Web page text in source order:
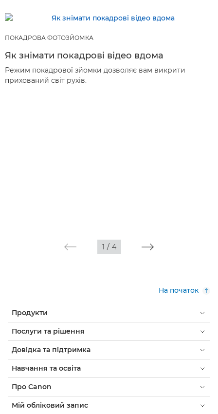
ПОКАДРОВА ФОТОЗЙОМКА
Як знімати покадрові відео вдома
Режим покадрової зйомки дозволяє вам викрити
прихований світ рухів.
1 / 4
На початок
Продукти
Послуги та рішення
Довідка та підтримка
Навчання та освіта
Про Canon
Мій обліковий запис